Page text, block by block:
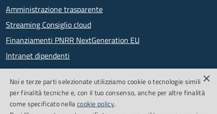
Amministrazione trasparente
Streaming Consiglio cloud
Finanziamenti PNRR NextGeneration EU
Intranet dipendenti
Newsletter
PagoPA
×
Noi e terze parti selezionate utilizziamo cookie o tecnologie simili
per finalità tecniche e, con il tuo consenso, anche per altre finalità
come specificato nellacookie policy.